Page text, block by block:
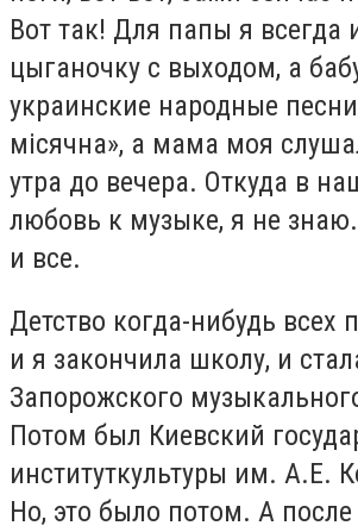
Вот так! Для папы я всегда
цыганочку с выходом, а
украинские народные песни
місячна», а мама моя
утра до вечера. Откуда в
любовь к музыке, я не
и все.
Детство когда-нибудь всех
и я закончила школу, и
Запорожского
Потом был Киевский
институткультуры им. А.Е.
Но, это было потом. А